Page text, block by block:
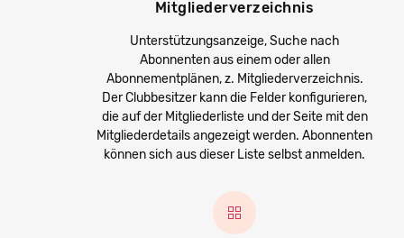
Mitgliederverzeichnis
Unterstützungsanzeige, Suche nach
Abonnenten aus einem oder allen
Abonnementplänen, z. Mitgliederverzeichnis.
Der Clubbesitzer kann die Felder konfigurieren,
die auf der Mitgliederliste und der Seite mit den
Mitgliederdetails angezeigt werden. Abonnenten
können sich aus dieser Liste selbst anmelden.